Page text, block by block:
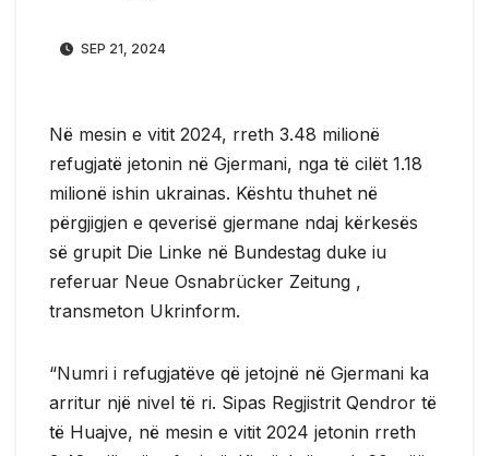
SEP 21, 2024
Në mesin e vitit 2024, rreth 3.48 milionë
refugjatë jetonin në Gjermani, nga të cilët 1.18
milionë ishin ukrainas. Kështu thuhet në
përgjigjen e qeverisë gjermane ndaj kërkesës
së grupit Die Linke në Bundestag duke iu
referuar Neue Osnabrücker Zeitung ,
transmeton Ukrinform.
“Numri i refugjatëve që jetojnë në Gjermani ka
arritur një nivel të ri. Sipas Regjistrit Qendror të
të Huajve, në mesin e vitit 2024 jetonin rreth